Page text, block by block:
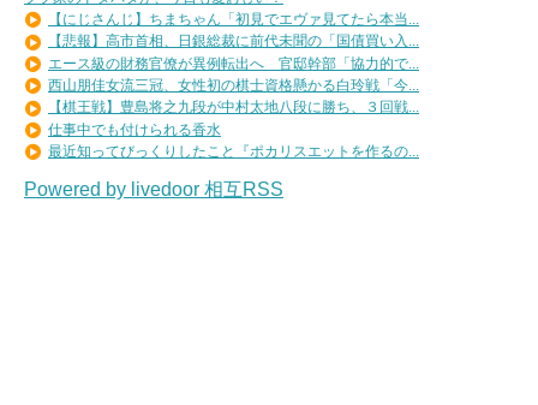
【にじさんじ】ちまちゃん「初見でエヴァ見てたら本当...
【悲報】高市首相、日銀総裁に前代未聞の「国債買い入...
エース級の財務官僚が異例転出へ 官邸幹部「協力的で...
西山朋佳女流三冠、女性初の棋士資格懸かる白玲戦「今...
【棋王戦】豊島将之九段が中村太地八段に勝ち、３回戦...
仕事中でも付けられる香水
最近知ってびっくりしたこと『ポカリスエットを作るの...
Powered by livedoor 相互RSS